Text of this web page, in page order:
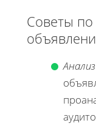
Советы по